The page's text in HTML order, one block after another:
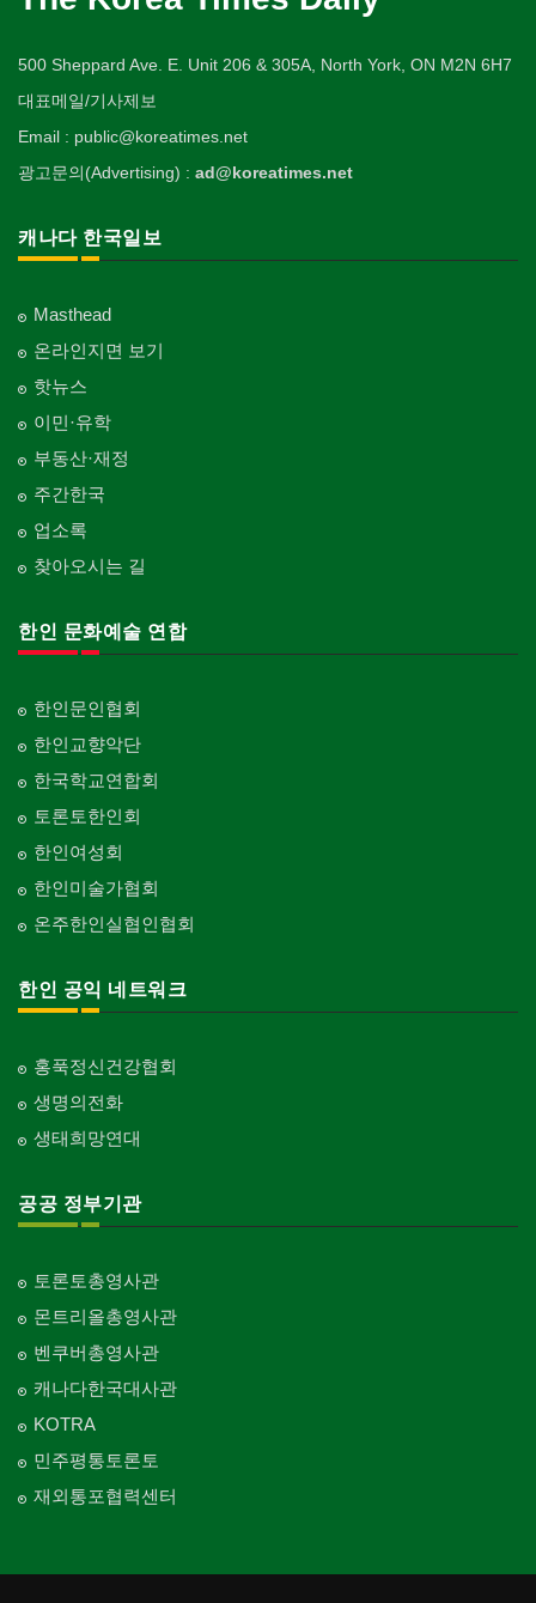
500 Sheppard Ave. E. Unit 206 & 305A, North York, ON M2N 6H7
대표메일/기사제보
Email : public@koreatimes.net
광고문의(Advertising) : ad@koreatimes.net
캐나다 한국일보
Masthead
온라인지면 보기
핫뉴스
이민·유학
부동산·재정
주간한국
업소록
찾아오시는 길
한인 문화예술 연합
한인문인협회
한인교향악단
한국학교연합회
토론토한인회
한인여성회
한인미술가협회
온주한인실협인협회
한인 공익 네트워크
홍푹정신건강협회
생명의전화
생태희망연대
공공 정부기관
토론토총영사관
몬트리올총영사관
벤쿠버총영사관
캐나다한국대사관
KOTRA
민주평통토론토
재외통포협력센터